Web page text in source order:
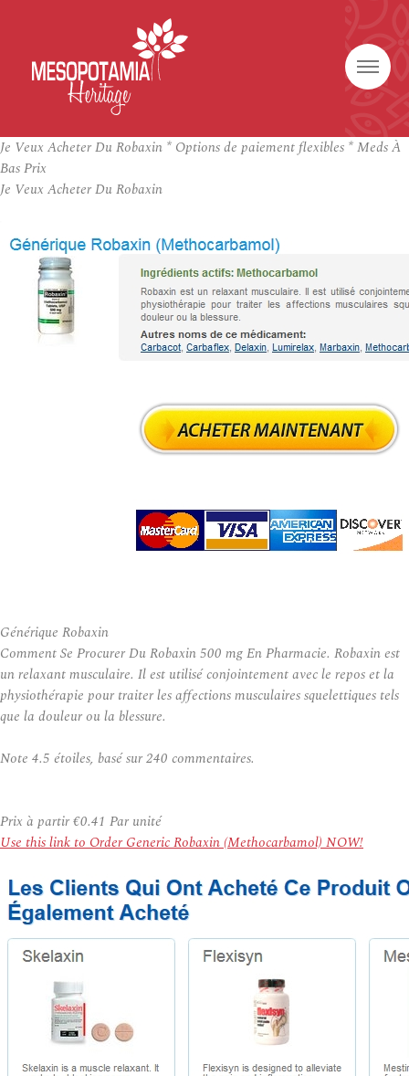
Je Veux Acheter Du Robaxin * Options de paiement flexibles * Meds À
Bas Prix
Je Veux Acheter Du Robaxin
Générique Robaxin
Comment Se Procurer Du Robaxin 500 mg En Pharmacie. Robaxin est
un relaxant musculaire. Il est utilisé conjointement avec le repos et la
physiothérapie pour traiter les affections musculaires squelettiques tels
que la douleur ou la blessure.
Note 4.5 étoiles, basé sur240 commentaires.
Prix à partir€0.41 Par unité
Use this link to Order Generic Robaxin (Methocarbamol) NOW!